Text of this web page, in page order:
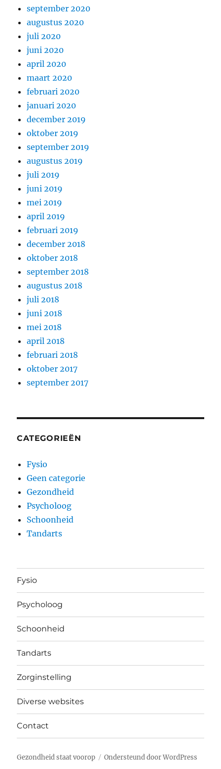
september 2020
augustus 2020
juli 2020
juni 2020
april 2020
maart 2020
februari 2020
januari 2020
december 2019
oktober 2019
september 2019
augustus 2019
juli 2019
juni 2019
mei 2019
april 2019
februari 2019
december 2018
oktober 2018
september 2018
augustus 2018
juli 2018
juni 2018
mei 2018
april 2018
februari 2018
oktober 2017
september 2017
CATEGORIEËN
Fysio
Geen categorie
Gezondheid
Psycholoog
Schoonheid
Tandarts
Fysio
Psycholoog
Schoonheid
Tandarts
Zorginstelling
Diverse websites
Contact
Gezondheid staat voorop Ondersteund door WordPress